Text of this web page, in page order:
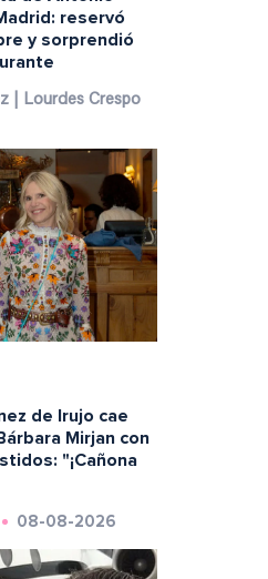
reservó
y sorprendió
| Lourdes Crespo
de Irujo cae
Mirjan con
"¡Cañona
08-08-2026